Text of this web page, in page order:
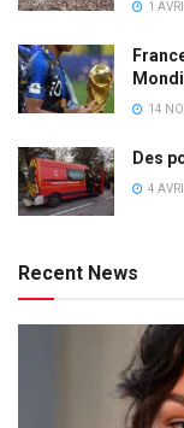
1
14
Des
4
Recent News